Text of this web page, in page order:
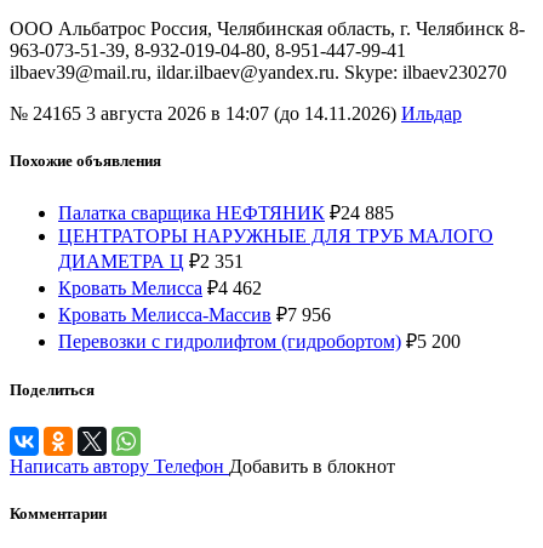
ООО Альбатрос Россия, Челябинская область, г. Челябинск 8-
963-073-51-39, 8-932-019-04-80, 8-951-447-99-41
ilbaev39@mail.ru, ildar.ilbaev@yandex.ru. Skype: ilbaev230270
№ 24165 3 августа 2026 в 14:07 (до 14.11.2026) Ильдар
Похожие объявления
Палатка сварщика НЕФТЯНИК ₽24 885
ЦЕНТРАТОРЫ НАРУЖНЫЕ ДЛЯ ТРУБ МАЛОГО
ДИАМЕТРА Ц ₽2 351
Кровать Мелисса ₽4 462
Кровать Мелисса-Массив ₽7 956
Перевозки с гидролифтом (гидробортом) ₽5 200
Поделиться
Написать автору Телефон Добавить в блокнот
Комментарии